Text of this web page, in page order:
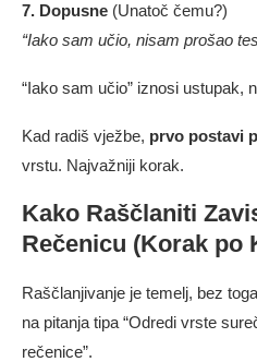
7. Dopusne (Unatoč čemu?)
“Iako sam učio, nisam prošao
“Iako sam učio” iznosi ustupak,
Kad radiš vježbe, prvo postavi
vrstu. Najvažniji korak.
Kako Raščlaniti
Rečenicu (Korak po
Raščlanjivanje je temelj, bez
na pitanja tipa “Odredi vrste
rečenice”.